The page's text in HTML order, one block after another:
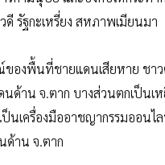
รัฐกะเหรี่ยง สหภาพเมียนมา
องพื้นที่ชายแดนเสียหาย ชาว
ด้าน จ.ตาก บางส่วนตกเป็นเ
นเครื่องมืออาชญากรรมออน
ด้าน จ.ตาก